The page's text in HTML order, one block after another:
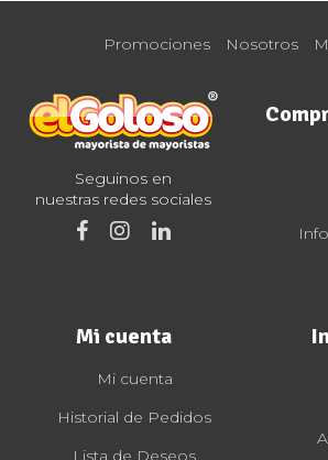
Promociones Nosotros
Seguinos en
nuestras redes sociales
Mi cuenta
Mi cuenta
Historial de Pedidos
Lista de Deseos